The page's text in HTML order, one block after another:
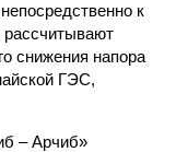
к
рассчитывают
снижения напора
ГЭС,
– Арчиб»